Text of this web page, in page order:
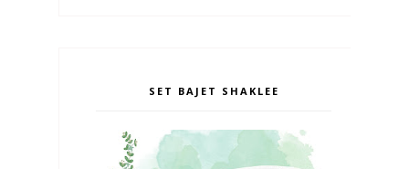
SET BAJET SHAKLEE